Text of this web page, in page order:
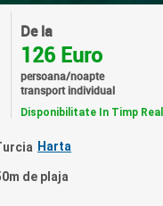
De la
126 Euro
persoana/noapte
transport individual
Disponibilitate In Timp Real
Harta
de plaja